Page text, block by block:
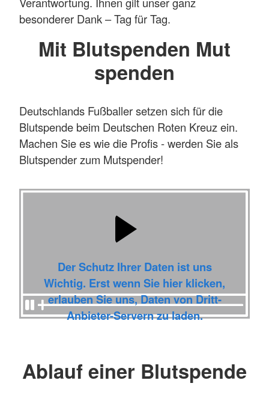
besonderer Dank – Tag für Tag.
Mit Blutspenden Mut
spenden
Deutschlands Fußballer setzen sich für die
Blutspende beim Deutschen Roten Kreuz ein.
Machen Sie es wie die Profis - werden Sie als
Blutspender zum Mutspender!
Der Schutz Ihrer Daten ist uns
Wichtig. Erst wenn Sie hier klicken,
erlauben Sie uns, Daten von Dritt-
Anbieter-Servern zu laden.
Ablauf einer Blutspende